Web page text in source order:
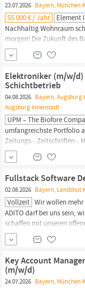
23.07.2026 Bayern, München
55.000 € / Jahr Element
Nachhaltig Wohnraum
morgen! Die Zukunft des
nicht ab, wir denken
Dachgeschossausbauten
wertvollen Wohnraum in
Mehrfamilienhäuser
Elektroniker (m/w/
Schichtbetrieb
04.08.2026 Bayern, Augsburg
Augsburg Innenstadt
UPM – The Biofore
umfangreichste Portfolio
Zeitungs-, Zeitschriften-,
Heim- und
als ein einzigartiges und
der Wirkung, des
beschäftigen wir rund
Fullstack Software
02.08.2026 Bayern, Landshut
Vollzeit Wir wollen
ADITO darf bei uns sein,
schaffen mit unseren
Möglichkeiten und
frei entfalten und in dem
Key Account
(m/w/d)
24.07.2026 Bayern, München